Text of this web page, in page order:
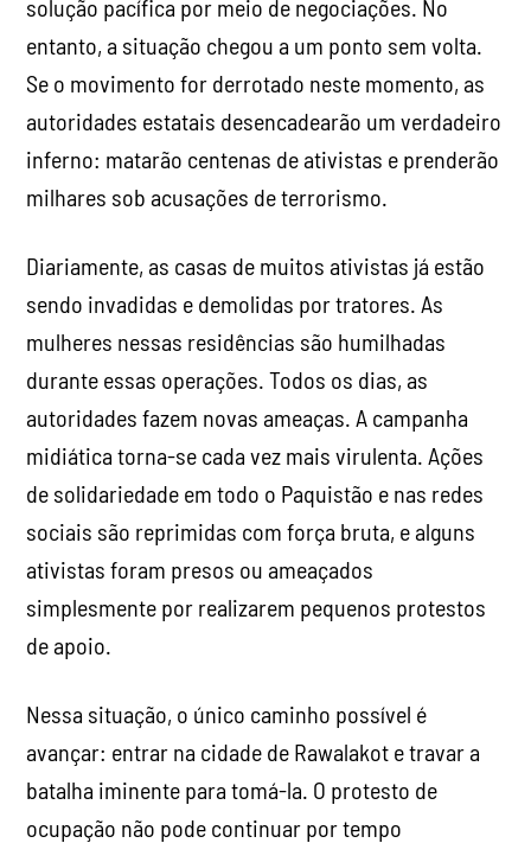
solução pacífica por meio de negociações. No
entanto, a situação chegou a um ponto sem volta.
Se o movimento for derrotado neste momento, as
autoridades estatais desencadearão um verdadeiro
inferno: matarão centenas de ativistas e prenderão
milhares sob acusações de terrorismo.
Diariamente, as casas de muitos ativistas já estão
sendo invadidas e demolidas por tratores. As
mulheres nessas residências são humilhadas
durante essas operações. Todos os dias, as
autoridades fazem novas ameaças. A campanha
midiática torna-se cada vez mais virulenta. Ações
de solidariedade em todo o Paquistão e nas redes
sociais são reprimidas com força bruta, e alguns
ativistas foram presos ou ameaçados
simplesmente por realizarem pequenos protestos
de apoio.
Nessa situação, o único caminho possível é
avançar: entrar na cidade de Rawalakot e travar a
batalha iminente para tomá-la. O protesto de
ocupação não pode continuar por tempo